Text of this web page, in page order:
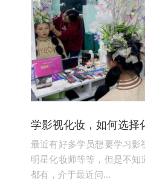
学影视化妆，如何选择
最近有好多学员想要学习影
明星化妆师等等，但是不
都有，介于最近问...